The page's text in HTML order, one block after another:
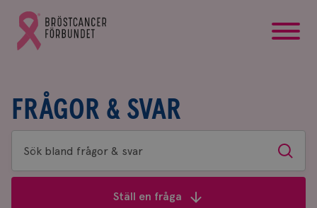
Gå
till
Bröstcancerförbundets
FRÅGOR & SVAR
Sök
bland
Sök
Ställ en fråga